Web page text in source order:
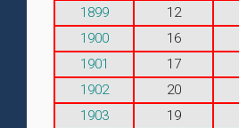
1899
12
1900
16
1901
17
1902
20
1903
19